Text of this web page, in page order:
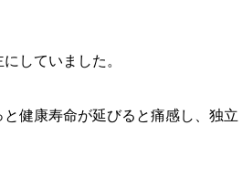
していました。
健康寿命が延びると痛感し、独立